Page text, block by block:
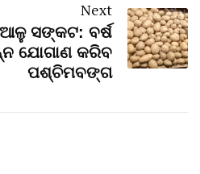
Next
ସଙ୍କଟ: ବର୍ଷ
ଯୋଗାଣ କରିବ
ପଶ୍ଚିମବଙ୍ଗ